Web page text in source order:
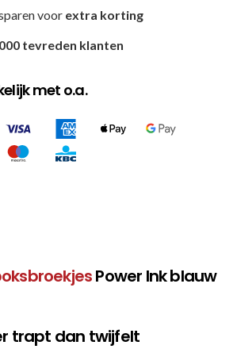
voor extra korting
tevreden klanten
met o.a.
Power Ink blauw
trapt dan twijfelt